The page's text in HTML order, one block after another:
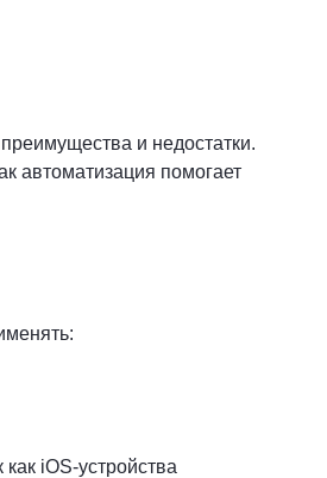
и недостатки.
автоматизация помогает
iOS-устройства